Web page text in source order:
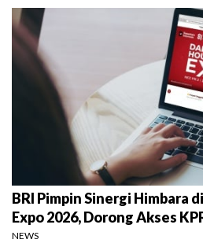
BRI Pimpin Sinergi Himbara
Expo 2026, Dorong Akses
NEWS